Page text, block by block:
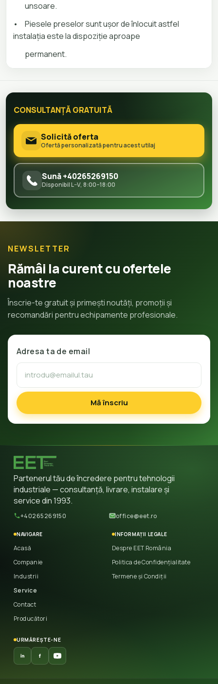
unsoare.
•
Piesele preselor sunt uşor de înlocuit astfel
instalaţia este la dispoziţie aproape
permanent.
CONSULTANȚĂ GRATUITĂ
Solicită oferta
Ofertă personalizată pentru acest utilaj
Sună +40265269150
Disponibil L–V, 8:00–18:00
NEWSLETTER
Rămâi la curent cu ofertele
noastre
Înscrie-te gratuit și primești noutăți, promoții și
recomandări pentru echipamente profesionale.
Adresa ta de email
Mă înscriu
Partenerul tău de încredere pentru tehnologii
industriale — consultanță, livrare, instalare și
service din 1993.
+40265269150 office@eet.ro
NAVIGARE
Acasă
Companie
Industrii
Service
Contact
Producători
INFORMAȚII LEGALE
Despre EET România
Politica de Confidențialitate
Termene și Condiții
URMĂREȘTE-NE